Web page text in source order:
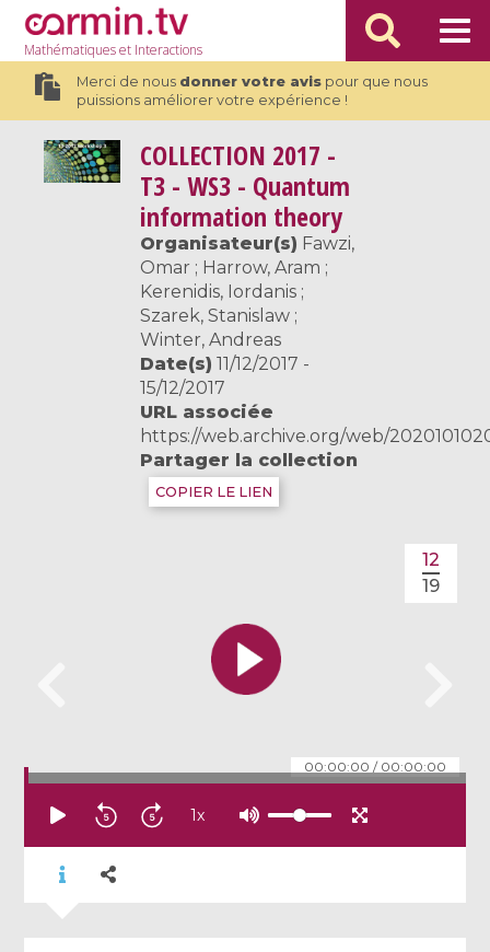
Mathématiqueset Interactions
Merci de nous donner votre avispour que nous
puissions améliorer votre expérience !
COLLECTION 2017 -
T3 - WS3 - Quantum
information theory
Organisateur(s) Fawzi,
Omar ; Harrow, Aram ;
Kerenidis, Iordanis ;
Szarek, Stanislaw ;
Winter, Andreas
Date(s) 11/12/2017 -
15/12/2017
URL associée
https://web.archive.org/web/
Partager la collection
COPIER LE LIEN
00:00:00 / 00:00:00
12
19
1x